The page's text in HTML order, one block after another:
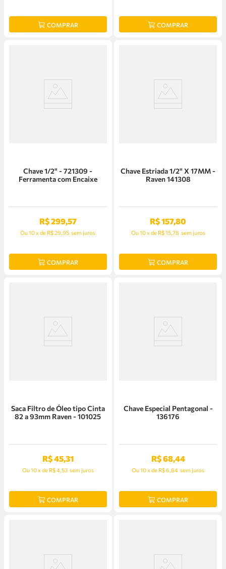
COMPRAR COMPRAR
Chave 1/2" - 721309 -
Ferramenta com Encaixe
R$299,57
Ou10xde R$ 29,95 sem juros
COMPRAR
Chave Estriada 1/2" X 17MM -
Raven 141308
R$157,80
Ou10xde R$ 15,78 sem juros
COMPRAR
Saca Filtro de Óleo tipo Cinta
82 a 93mm Raven - 101025
R$45,31
Ou10xde R$ 4,53 sem juros
COMPRAR
Chave Especial Pentagonal -
136176
R$68,44
Ou10xde R$ 6,84 sem juros
COMPRAR